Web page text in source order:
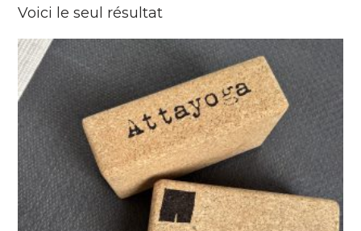
Voici le seul résultat